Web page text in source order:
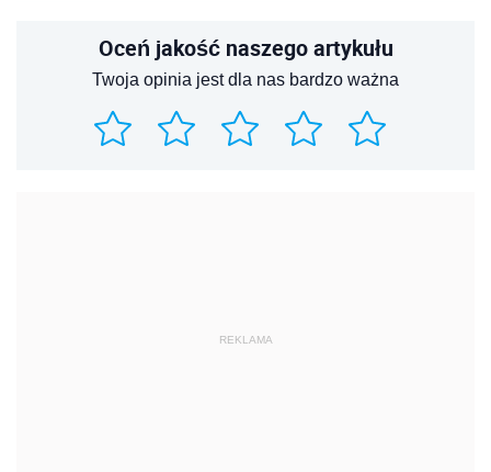
Oceń jakość naszego artykułu
Twoja opinia jest dla nas bardzo ważna
REKLAMA